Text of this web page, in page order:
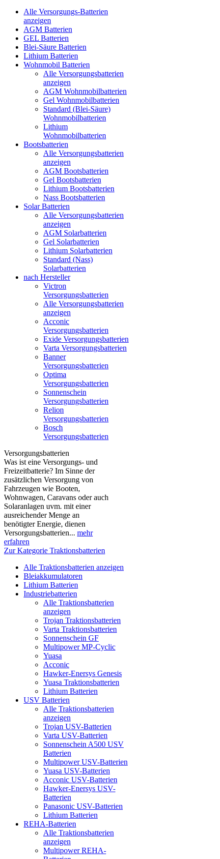
Alle Versorgungs-Batterien
anzeigen
AGM Batterien
GEL Batterien
Blei-Säure Batterien
Lithium Batterien
Wohnmobil Batterien
Alle Versorgungsbatterien
anzeigen
AGM Wohnmobilbatterien
Gel Wohnmobilbatterien
Standard (Blei-Säure)
Wohnmobilbatterien
Lithium
Wohnmobilbatterien
Bootsbatterien
Alle Versorgungsbatterien
anzeigen
AGM Bootsbatterien
Gel Bootsbatterien
Lithium Bootsbatterien
Nass Bootsbatterien
Solar Batterien
Alle Versorgungsbatterien
anzeigen
AGM Solarbatterien
Gel Solarbatterien
Lithium Solarbatterien
Standard (Nass)
Solarbatterien
nach Hersteller
Victron
Versorgungsbatterien
Alle Versorgungsbatterien
anzeigen
Acconic
Versorgungsbatterien
Exide Versorgungsbatterien
Varta Versorgungsbatterien
Banner
Versorgungsbatterien
Optima
Versorgungsbatterien
Sonnenschein
Versorgungsbatterien
Relion
Versorgungsbatterien
Bosch
Versorgungsbatterien
Versorgungsbatterien
Was ist eine Versorgungs- und
Freizeitbatterie? Im Sinne der
zusätzlichen Versorgung von
Fahrzeugen wie Booten,
Wohnwagen, Caravans oder auch
Solaranlagen uvm. mit einer
ausreichender Menge an
benötigter Energie, dienen
Versorgungsbatterien... mehr
erfahren
Zur Kategorie Traktionsbatterien
Alle Traktionsbatterien anzeigen
Bleiakkumulatoren
Lithium Batterien
Industriebatterien
Alle Traktionsbatterien
anzeigen
Trojan Traktionsbatterien
Varta Traktionsbatterien
Sonnenschein GF
Multipower MP-Cyclic
Yuasa
Acconic
Hawker-Enersys Genesis
Yuasa Traktionsbatterien
Lithium Batterien
USV Batterien
Alle Traktionsbatterien
anzeigen
Trojan USV-Batterien
Varta USV-Batterien
Sonnenschein A500 USV
Batterien
Multipower USV-Batterien
Yuasa USV-Batterien
Acconic USV-Batterien
Hawker-Enersys USV-
Batterien
Panasonic USV-Batterien
Lithium Batterien
REHA-Batterien
Alle Traktionsbatterien
anzeigen
Multipower REHA-